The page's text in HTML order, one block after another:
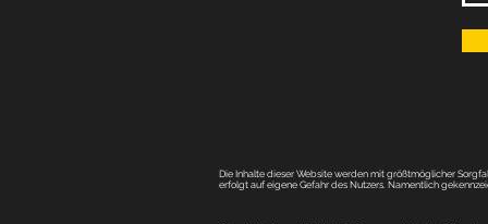
Die Inhalte dieser Website werden mit größtmöglicher
erfolgt auf eigene Gefahr des Nutzers. Namentlich